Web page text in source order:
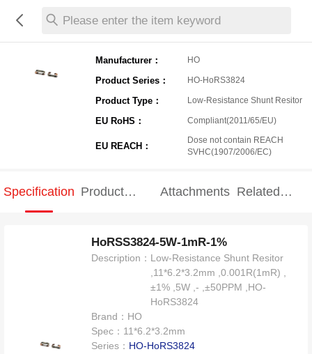
Please enter the item keyword
Manufacturer： HO
Product Series： HO-HoRS3824
Product Type： Low-Resistance Shunt Resitor
EU RoHS： Compliant(2011/65/EU)
EU REACH：
Dose not contain REACH
SVHC(1907/2006/EC)
Specification Product
Attachments Related
HoRSS3824-5W-1mR-1%
Description： Low-Resistance Shunt Resitor
,11*6.2*3.2mm ,0.001R(1mR) ,
±1% ,5W ,- ,±50PPM ,HO-
HoRS3824
Brand： HO
Spec： 11*6.2*3.2mm
Series： HO-HoRS3824